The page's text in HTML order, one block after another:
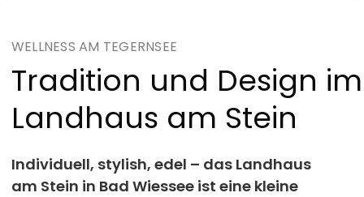
Gespräche
E-Paper
WELLNESS AM TEGERNSEE
Tradition und Design im
Landhaus am Stein
Individuell, stylish, edel – das Landhaus
am Stein in Bad Wiessee ist eine kleine